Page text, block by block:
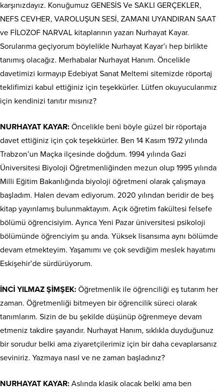
karşınızdayız. Konuğumuz GENESİS Ve SAKLI GERÇEKLER,
NEFS CEVHER, VAROLUŞUN SESİ, ZAMANI UYANDIRAN SAAT
ve FİLOZOF NARVAL kitaplarının yazarı Nurhayat Kayar.
Sorularıma geçiyorum böylelikle Nurhayat Kayar’ı hep birlikte
tanımış olacağız. Merhabalar Nurhayat Hanım. Öncelikle
davetimizi kırmayıp Edebiyat Sanat Meltemi sitemizde röportaj
teklifimizi kabul ettiğiniz için teşekkürler. Lütfen okuyucularımız
için kendinizi tanıtır mısınız?
NURHAYAT KAYAR: Öncelikle beni böyle güzel bir röportaja
davet ettiğiniz için çok teşekkürler. Ben 14 Kasım 1972 yılında
Trabzon’un Maçka ilçesinde doğdum. 1994 yılında Gazi
Üniversitesi Biyoloji Öğretmenliğinden mezun olup 1995 yılında
Milli Eğitim Bakanlığında biyoloji öğretmeni olarak çalışmaya
başladım. Halen devam ediyorum. 2020 yılından beridir de beş
kitap yayınlamış bulunmaktayım. Açık öğretim fakültesi felsefe
bölümü öğrencisiyim. Ayrıca Yeni Pazar üniversitesi psikoloji
bölümünde öğrenciyim şu anda. Yüksek lisansıma aynı bölümde
devam etmekteyim. Yaşamımı ve çok sevdiğim meslek hayatımı
Eskişehir’de sürdürüyorum.
İNCİ YILMAZ ŞİMŞEK: Öğretmenlik ile öğrenciliği eş tutarım her
zaman. Öğretmenliği bitmeyen bir öğrencilik süreci olarak
tanımlarım. Sizin de bu şekilde düşünüp öğrenmeye devam
etmeniz takdire şayandır. Nurhayat Hanım, sıklıkla duyduğunuz
bir sorudur belki ama ziyaretçilerimiz için bir daha cevaplarsanız
seviniriz. Yazmaya nasıl ve ne zaman başladınız?
NURHAYAT KAYAR: Aslında klasik olacak belki ama ben